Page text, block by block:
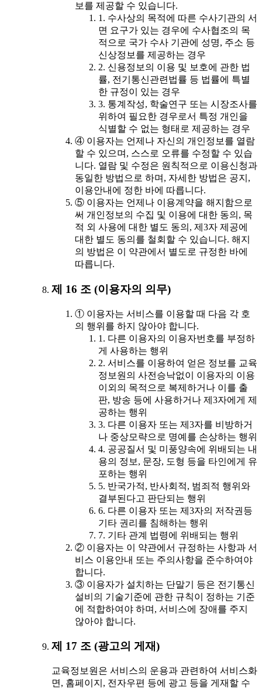
보를 제공할 수 있습니다.
1. 수사상의 목적에 따른 수사기관의 서
면 요구가 있는 경우에 수사협조의 목
적으로 국가 수사 기관에 성명, 주소 등
신상정보를 제공하는 경우
2. 신용정보의 이용 및 보호에 관한 법
률, 전기통신관련법률 등 법률에 특별
한 규정이 있는 경우
3. 통계작성, 학술연구 또는 시장조사를
위하여 필요한 경우로서 특정 개인을
식별할 수 없는 형태로 제공하는 경우
④ 이용자는 언제나 자신의 개인정보를 열람
할 수 있으며, 스스로 오류를 수정할 수 있습
니다. 열람 및 수정은 원칙적으로 이용신청과
동일한 방법으로 하며, 자세한 방법은 공지,
이용안내에 정한 바에 따릅니다.
⑤ 이용자는 언제나 이용계약을 해지함으로
써 개인정보의 수집 및 이용에 대한 동의, 목
적 외 사용에 대한 별도 동의, 제3자 제공에
대한 별도 동의를 철회할 수 있습니다. 해지
의 방법은 이 약관에서 별도로 규정한 바에
따릅니다.
제 16 조 (이용자의 의무)
① 이용자는 서비스를 이용할 때 다음 각 호
의 행위를 하지 않아야 합니다.
1. 다른 이용자의 이용자번호를 부정하
게 사용하는 행위
2. 서비스를 이용하여 얻은 정보를 교육
정보원의 사전승낙없이 이용자의 이용
이외의 목적으로 복제하거나 이를 출
판, 방송 등에 사용하거나 제3자에게 제
공하는 행위
3. 다른 이용자 또는 제3자를 비방하거
나 중상모략으로 명예를 손상하는 행위
4. 공공질서 및 미풍양속에 위배되는 내
용의 정보, 문장, 도형 등을 타인에게 유
포하는 행위
5. 반국가적, 반사회적, 범죄적 행위와
결부된다고 판단되는 행위
6. 다른 이용자 또는 제3자의 저작권등
기타 권리를 침해하는 행위
7. 기타 관계 법령에 위배되는 행위
② 이용자는 이 약관에서 규정하는 사항과 서
비스 이용안내 또는 주의사항을 준수하여야
합니다.
③ 이용자가 설치하는 단말기 등은 전기통신
설비의 기술기준에 관한 규칙이 정하는 기준
에 적합하여야 하며, 서비스에 장애를 주지
않아야 합니다.
제 17 조 (광고의 게재)
교육정보원은 서비스의 운용과 관련하여 서비스화
면, 홈페이지, 전자우편 등에 광고 등을 게재할 수